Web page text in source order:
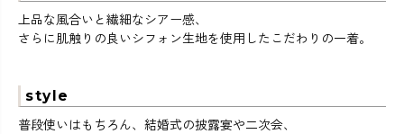
上品な風合いと繊細なシアー感、
さらに肌触りの良いシフォン生地を使用したこだわりの一着。
style
普段使いはもちろん、結婚式の披露宴や二次会、